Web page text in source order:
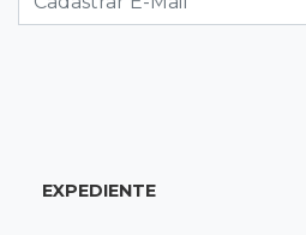
20:15Pedro Juan Caballero
EXPEDIENTE